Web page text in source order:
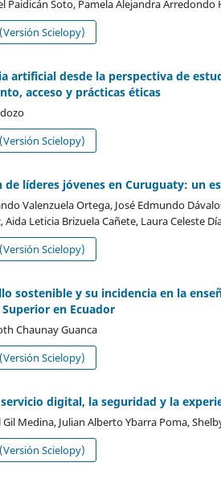
Paidicán Soto, Pamela Alejandra Arredondo
Scielopy)
artificial desde la perspectiva de
acceso y prácticas éticas
Scielopy)
de líderes jóvenes en Curuguaty: un
Valenzuela Ortega, José Edmundo
Aida Leticia Brizuela Cañete, Laura Celeste
Scielopy)
sostenible y su incidencia en la
en Ecuador
Chaunay Guanca
Scielopy)
digital, la seguridad y la
Gil Medina, Julian Alberto Ybarra Poma,
Scielopy)